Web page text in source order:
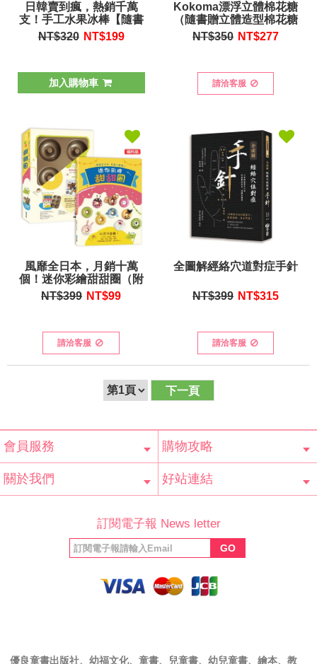
日韓賣到瘋，熱銷千萬
支！手工水果冰棒【隨書
附贈：8支兔子冰棒模
NT$320 NT$199
加入購物車
Kokoma漂浮立體棉花糖
（隨書贈立體造型棉花糖
矽膠模）
NT$350 NT$277
請洽客服
風靡全日本，月銷十萬
個！迷你彩繪甜甜圈（附
贈無花紋全圓形6連甜甜
NT$399 NT$99
請洽客服
全圖解經絡穴道對症手針
NT$399 NT$315
請洽客服
下一頁
會員服務
會員辨法
客服信箱
隱私條款
網站導覽
購物攻略
常見問題
購物說明
訂單查詢
關於我們 好站連結
福利協會
絲專頁
訂閱電子報 News letter
GO
優良童書出版社、幼福文化、童書、兒童書、幼兒童書、繪本、教